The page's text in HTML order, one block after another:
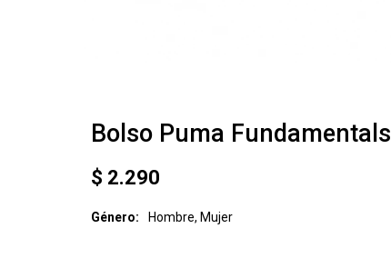
Bolso Puma
$ 2.290
Género Hombre, Mujer